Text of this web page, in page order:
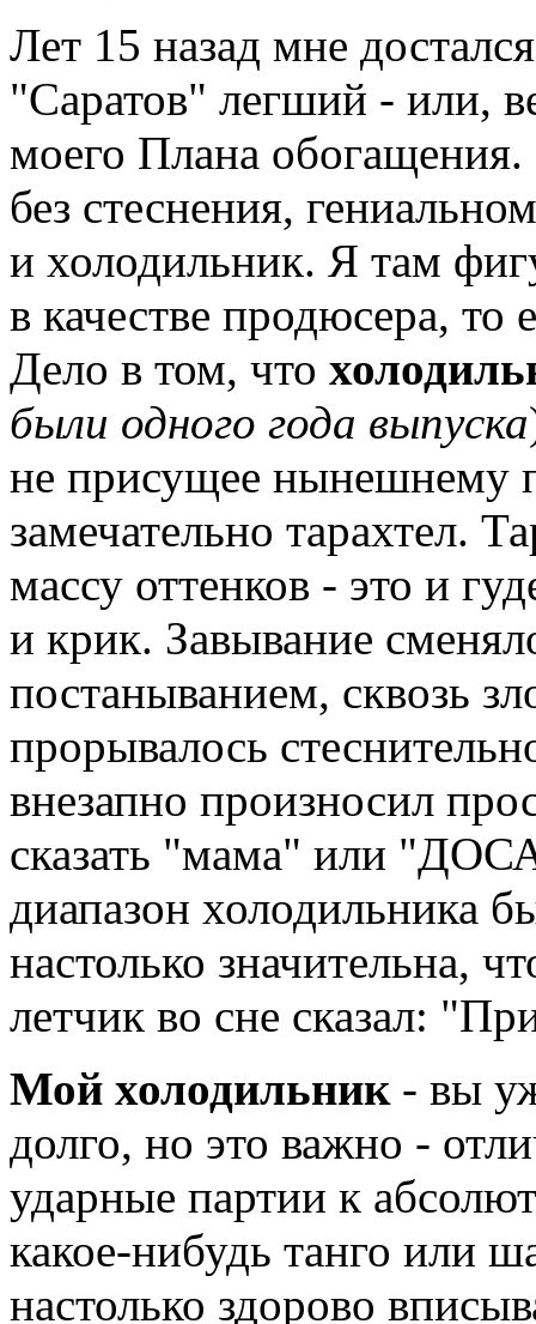
Лет 15 назад мне
"Саратов" легший - или,
моего Плана
без стеснения,
и холодильник. Я там
в качестве продюсера, то
Дело в том, что
были одного года выпуска
не присущее нынешнему
замечательно тарахтел.
массу оттенков - это и
и крик. Завывание
постаныванием, сквозь
прорывалось
внезапно произносил
сказать "мама" или
диапазон холодильника
настолько значительна,
летчик во сне сказал:
Мой холодильник- вы уж
долго, но это важно -
ударные партии к
какое-нибудь танго или
настолько здорово